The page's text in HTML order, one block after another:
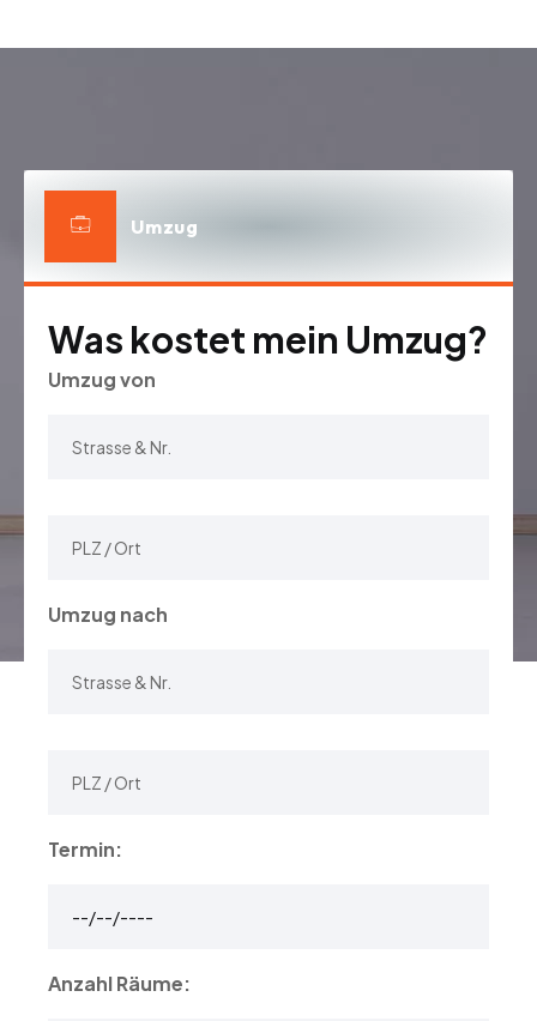
Umzug
Was kostet mein Umzug?
Umzug von
Umzug nach
Termin:
Anzahl Räume: